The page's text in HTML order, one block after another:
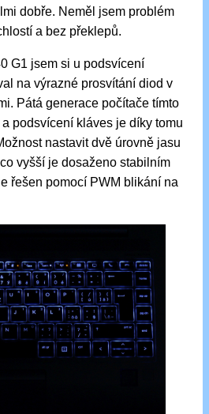
dobře. Neměl jsem problém
a bez překlepů.
G1 jsem si u podsvícení
na výrazné prosvítání diod v
Pátá generace počítače tímto
podsvícení kláves je díky tomu
nastavit dvě úrovně jasu
vyšší je dosaženo stabilním
řešen pomocí PWM blikání na